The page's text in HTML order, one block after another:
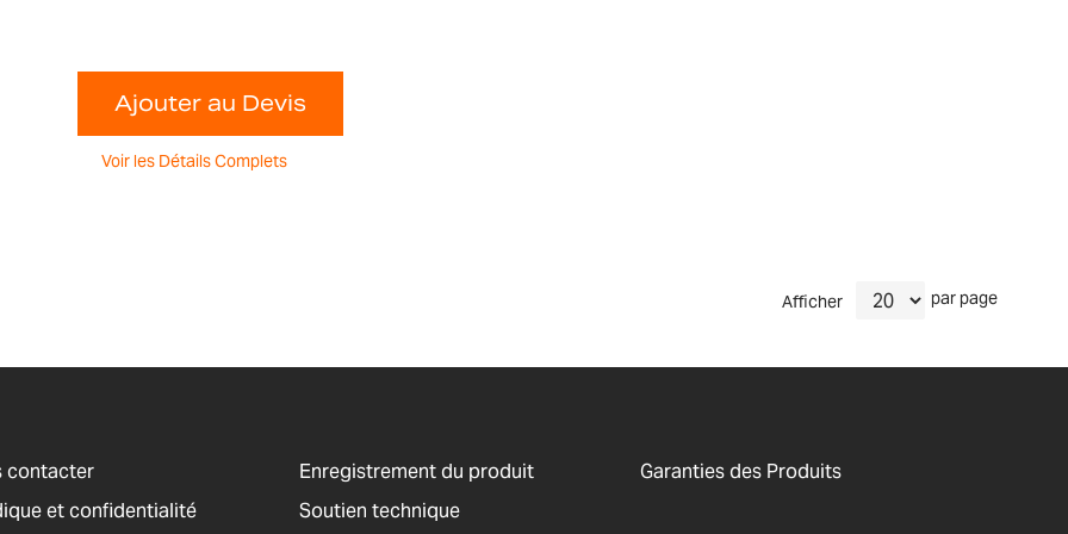
Ajouter au Devis
Voir les Détails Complets
Afficher par page
contacter
et confidentialité
Enregistrement du produit
Soutien technique
Garanties des Produits